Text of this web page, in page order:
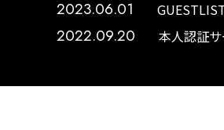
2023.06.01
2022.09.20 本人認証